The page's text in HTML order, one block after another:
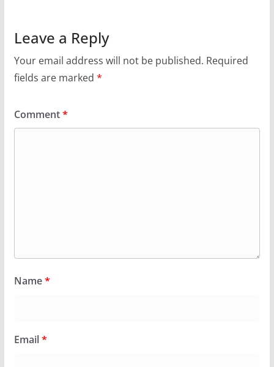
Leave a Reply
Your email address will not be published. Required
fields are marked *
Comment*
Name*
Email*